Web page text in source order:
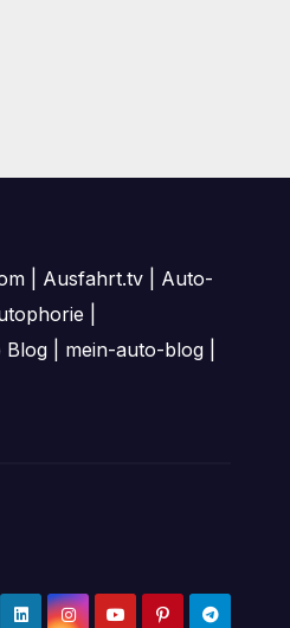
Ausfahrt.tv
Auto-
Blog mein-auto-blog